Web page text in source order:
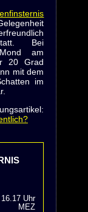
Bei
am
20 Grad
mit dem
im
16.17 Uhr
MEZ